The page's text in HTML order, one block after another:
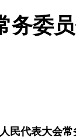
务委
民代表大会